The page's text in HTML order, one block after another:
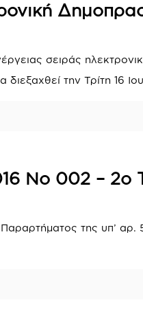
σειράς
την Τρίτη 16
Νο 002 – 2ο
της υπ’